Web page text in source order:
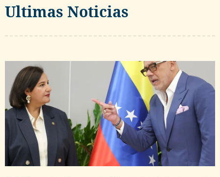
Ultimas Noticias